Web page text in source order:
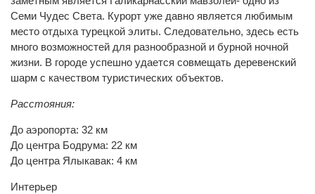
Семи Чудес Света. Курорт уже давно является любимым
место отдыха турецкой элиты. Следовательно, здесь есть
много возможностей для разнообразной и бурной ночной
жизни. В городе успешно удается совмещать деревенский
шарм с качеством туристических объектов.
Расстояния:
До аэропорта: 32 км
До центра Бодрума: 22 км
До центра Ялыкавак: 4 км
Интерьер